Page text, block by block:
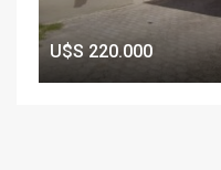
U$S 220.000